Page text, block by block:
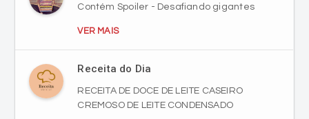
Contém Spoiler - Desafiando gigantes
VER MAIS
Receita do Dia
RECEITA DE DOCE DE LEITE CASEIRO
CREMOSO DE LEITE CONDENSADO